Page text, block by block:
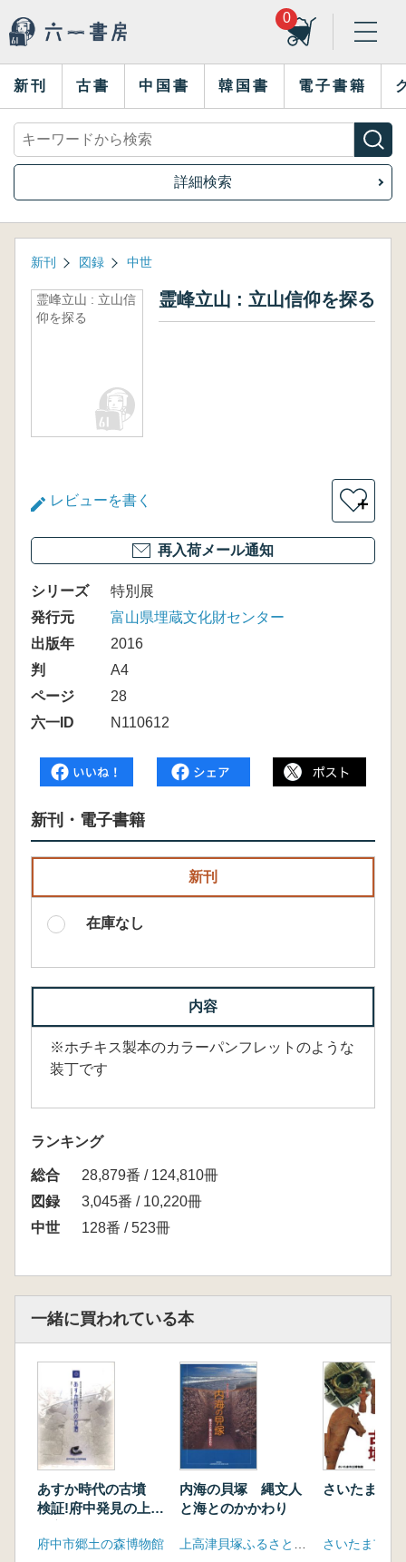
0
新刊 古書 中国書 韓国書 電子書籍
詳細検索
新刊 図録 中世
霊峰立山 : 立山信
仰を探る
霊峰立山 : 立山信仰を探る
レビューを書く ＋
再入荷メール通知
シリーズ
特別展
発行元
富山県埋蔵文化財センター
出版年
2016
判
A4
ページ
28
六一ID
N110612
新刊・電子書籍
新刊
在庫なし
内容
※ホチキス製本のカラーパンフレットのような
装丁です
ランキング
総合
28,879番 / 124,810冊
図録
3,045番 / 10,220冊
中世
128番 / 523冊
一緒に買われている本
あすか時代の古墳
検証!府中発見の上円
府中市郷土の森博物館
内海の貝塚 縄文人
と海とのかかわり
上高津貝塚ふるさと歴史の広場
さいたまの
さいたま市立